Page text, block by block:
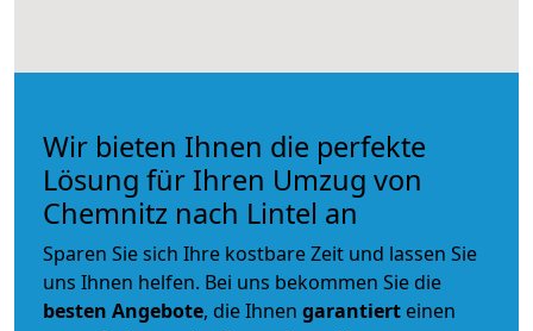
Wir bieten Ihnen die perfekte
Lösung für Ihren Umzug von
Chemnitz nach Lintel an
Sparen Sie sich Ihre kostbare Zeit und lassen Sie
uns Ihnen helfen. Bei uns bekommen Sie die
besten Angebote, die Ihnen garantiert einen